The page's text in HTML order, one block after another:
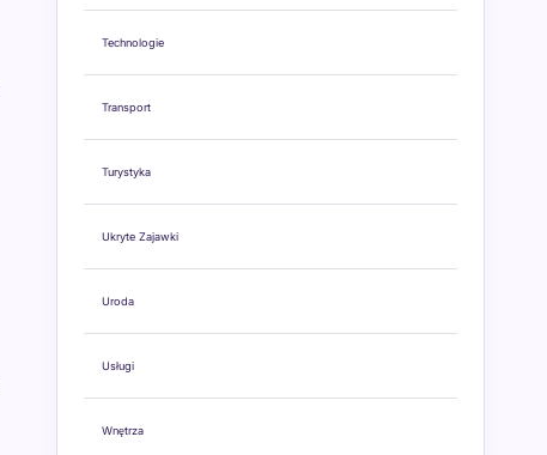
Technologie
Transport
Turystyka
Ukryte Zajawki
Uroda
Usługi
Wnętrza